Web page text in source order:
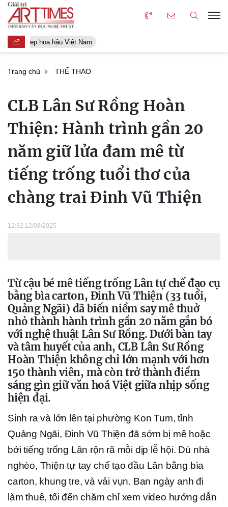
Người đẹp hoa hậu Việt Nam
Trang chủ THỂ THAO
CLB Lân Sư Rồng Hoàn
Thiện: Hành trình gần 20
năm giữ lửa đam mê từ
tiếng trống tuổi thơ của
chàng trai Đinh Vũ Thiện
12:32 12/08/2025
Từ cậu bé mê tiếng trống Lân tự chế đạo cụ
bằng bìa carton, Đinh Vũ Thiện (33 tuổi,
Quảng Ngãi) đã biến niềm say mê thuở
nhỏ thành hành trình gần 20 năm gắn bó
với nghệ thuật Lân Sư Rồng. Dưới bàn tay
và tâm huyết của anh, CLB Lân Sư Rồng
Hoàn Thiện không chỉ lớn mạnh với hơn
150 thành viên, mà còn trở thành điểm
sáng gìn giữ văn hoá Việt giữa nhịp sống
hiện đại.
Sinh ra và lớn lên tại phường Kon Tum, tỉnh
Quảng Ngãi, Đinh Vũ Thiện đã sớm bị mê hoặc
bởi tiếng trống Lân rộn rã mỗi dịp lễ hội. Dù nhà
nghèo, Thiện tự tay chế tạo đầu Lân bằng bìa
carton, khung tre, và vải vụn. Ban ngày anh đi
làm thuê, tối đến chăm chỉ xem video hướng dẫn